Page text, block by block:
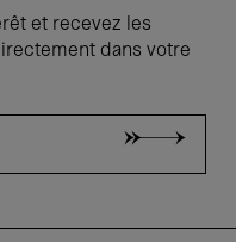
et recevez les
dans votre